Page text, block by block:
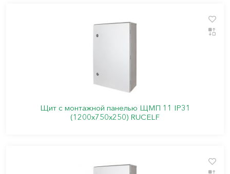
Щит с монтажной панелью ЩМП 11 IP31
(1200х750х250) RUCELF